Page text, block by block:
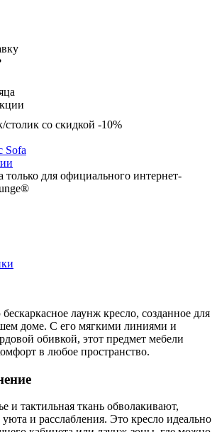
столик со скидкой -10%
Sofa
только для официального интернет-
лаунж кресло, созданное для
доме. С его мягкими линиями и
обивкой, этот предмет мебели
в любое пространство.
и тактильная ткань обволакивают,
уюта и расслабления. Это кресло идеально